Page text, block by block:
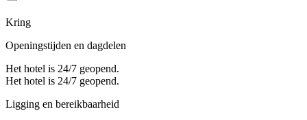
Kring
Openingstijden en dagdelen
Het hotel is 24/7 geopend.
Het hotel is 24/7 geopend.
Ligging en bereikbaarheid